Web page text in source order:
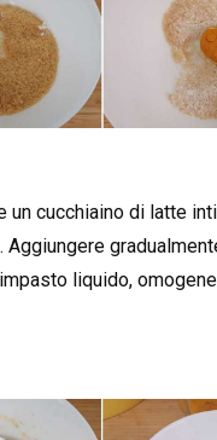
un cucchiaino di latte
Aggiungere
liquido,